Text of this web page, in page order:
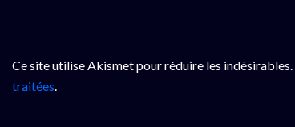
Ce site utilise Akismet pour réduire les indésirables.
traitées.